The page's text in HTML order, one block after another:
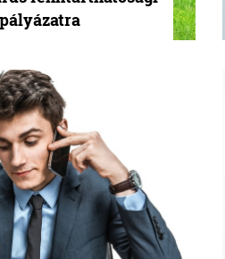
pályázatra